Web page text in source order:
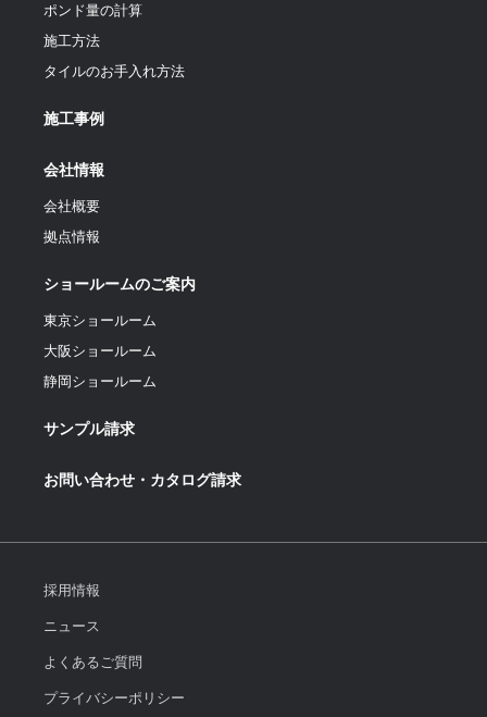
ポンド量の計算
施工方法
タイルのお手入れ方法
施工事例
会社情報
会社概要
拠点情報
ショールームのご案内
東京ショールーム
大阪ショールーム
静岡ショールーム
サンプル請求
お問い合わせ・カタログ請求
採用情報
ニュース
よくあるご質問
プライバシーポリシー